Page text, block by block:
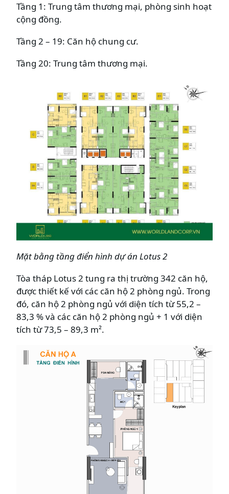
Tầng 1: Trung tâm thương mại, phòng sinh hoạt
cộng đồng.
Tầng 2 – 19: Căn hộ chung cư.
Tầng 20: Trung tâm thương mại.
Mặt bằng tầng điển hình dự án Lotus 2
Tòa tháp Lotus 2 tung ra thị trường 342 căn hộ,
được thiết kế với các căn hộ 2 phòng ngủ. Trong
đó, căn hộ 2 phòng ngủ với diện tích từ 55,2 –
83,3 % và các căn hộ 2 phòng ngủ + 1 với diện
tích từ 73,5 – 89,3 m².